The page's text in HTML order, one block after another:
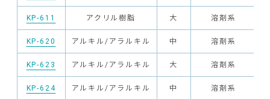
KP-611 アクリル樹脂 大 溶剤系
KP-620 アルキル/アラルキル 中 溶剤系
KP-623 アルキル/アラルキル 大 溶剤系
KP-624 アルキル/アラルキル 中 溶剤系